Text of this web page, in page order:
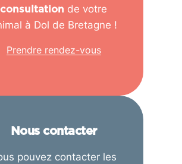
consultation de votre
à Dol de Bretagne !
Prendre rendez-vous
Nous contacter
pouvez contacter les